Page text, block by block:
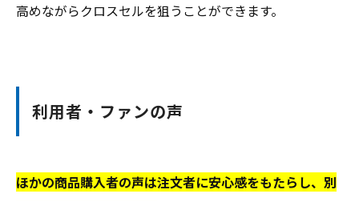
高めながらクロスセルを狙うことができます。
利用者・ファンの声
ほかの商品購入者の声は注文者に安心感をもたらし、別